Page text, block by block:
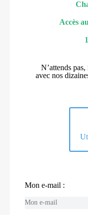
Accès
N’attends
avec nos
Mon e-mail :